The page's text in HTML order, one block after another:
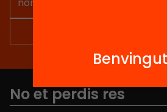
No et perdis res